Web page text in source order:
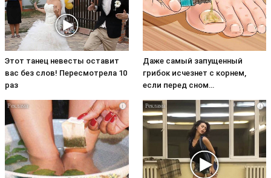
Этот танец невесты оставит
вас без слов! Пересмотрела 10
раз
Даже самый запущенный
грибок исчезнет с корнем,
если перед сном…
i i